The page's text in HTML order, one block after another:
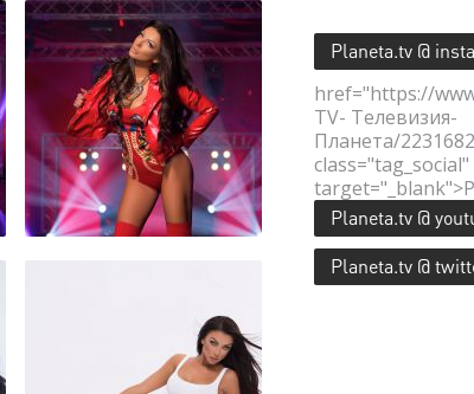
Planeta.tv @
href="https://
TV- Телевизия-
Планета/
class="tag_social"
Planeta.tv @
Planeta.tv @